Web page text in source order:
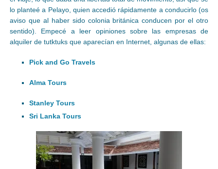
lo planteé a Pelayo, quien accedió rápidamente a conducirlo (os
aviso que al haber sido colonia británica conducen por el otro
sentido). Empecé a leer opiniones sobre las empresas de
alquiler de tutktuks que aparecían en Internet, algunas de ellas:
Pick and Go Travels
Alma Tours
Stanley Tours
Sri Lanka Tours